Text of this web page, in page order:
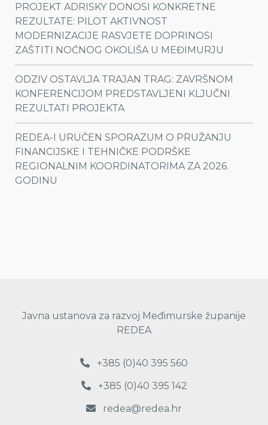
PROJEKT ADRISKY DONOSI KONKRETNE
REZULTATE: PILOT AKTIVNOST
MODERNIZACIJE RASVJETE DOPRINOSI
ZAŠTITI NOĆNOG OKOLIŠA U MEĐIMURJU
ODZIV OSTAVLJA TRAJAN TRAG: ZAVRŠNOM
KONFERENCIJOM PREDSTAVLJENI KLJUČNI
REZULTATI PROJEKTA
REDEA-I URUČEN SPORAZUM O PRUŽANJU
FINANCIJSKE I TEHNIČKE PODRŠKE
REGIONALNIM KOORDINATORIMA ZA 2026.
GODINU
Javna ustanova za razvoj Međimurske županije
REDEA
+385 (0)40 395 560
+385 (0)40 395 142
redea@redea.hr